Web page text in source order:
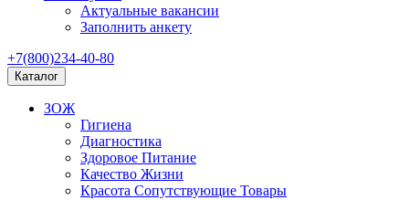
Актуальные вакансии
Заполнить анкету
+7(800)234-40-80
Каталог
ЗОЖ
Гигиена
Диагностика
Здоровое Питание
Качество Жизни
Красота Сопутствующие Товары